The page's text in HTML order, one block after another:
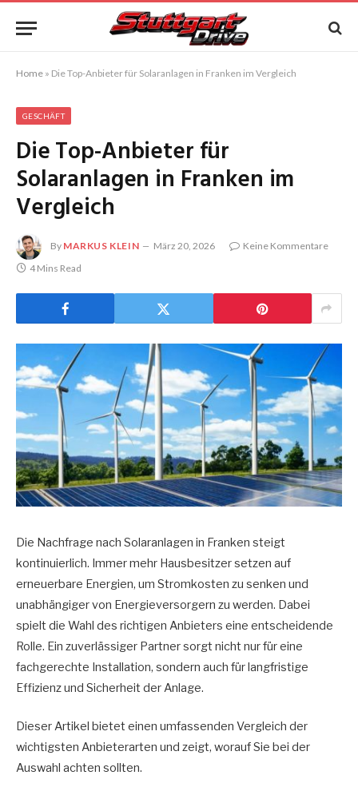
Home » Die Top-Anbieter für Solaranlagen in Franken im Vergleich
GESCHÄFT
Die Top-Anbieter für
Solaranlagen in Franken im
Vergleich
By MARKUS KLEIN März 20, 2026
Keine Kommentare
4 Mins Read
Die Nachfrage nach Solaranlagen in Franken steigt
kontinuierlich. Immer mehr Hausbesitzer setzen auf
erneuerbare Energien, um Stromkosten zu senken und
unabhängiger von Energieversorgern zu werden. Dabei
spielt die Wahl des richtigen Anbieters eine entscheidende
Rolle. Ein zuverlässiger Partner sorgt nicht nur für eine
fachgerechte Installation, sondern auch für langfristige
Effizienz und Sicherheit der Anlage.
Dieser Artikel bietet einen umfassenden Vergleich der
wichtigsten Anbieterarten und zeigt, worauf Sie bei der
Auswahl achten sollten.